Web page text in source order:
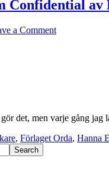
Confidential
a Comment
det, men varje gång
, Förlaget Orda, Hanna